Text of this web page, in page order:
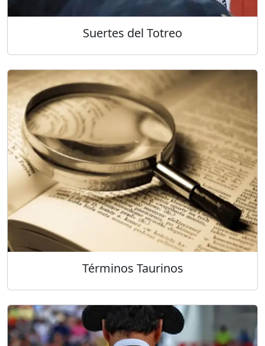
Suertes del Totreo
Términos Taurinos